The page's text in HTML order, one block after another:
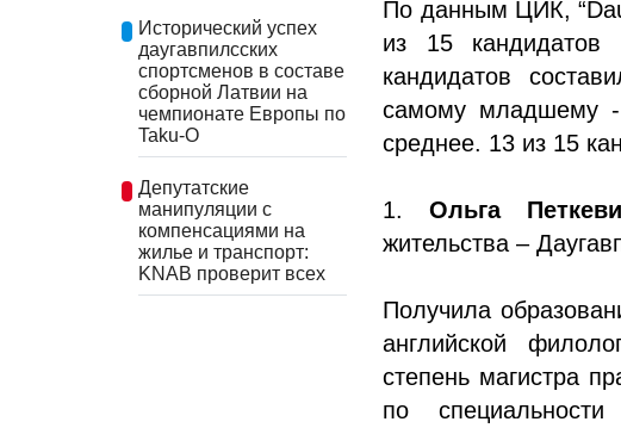
Исторический успех
даугавпилсских
спортсменов в составе
сборной Латвии на
чемпионате Европы по
Taku-O
Депутатские
манипуляции с
компенсациями на
жилье и транспорт:
KNAB проверит всех
По данным ЦИК,
из 15 кандидатов
кандидатов
самому младшему
среднее. 13 из 15
1. Ольга
жительства –
Получила
английской
степень магистра
по